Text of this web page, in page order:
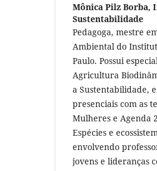
Mônica Pilz Borba,
Sustentabilidade
Pedagoga, mestre
Ambiental do
Paulo. Possui
Agricultura
a Sustentabilidade,
presenciais com as
Mulheres e Agenda
Espécies e
envolvendo
jovens e lideranças